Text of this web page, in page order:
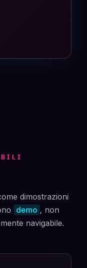
dimostrazioni
demo , non
navigabile.